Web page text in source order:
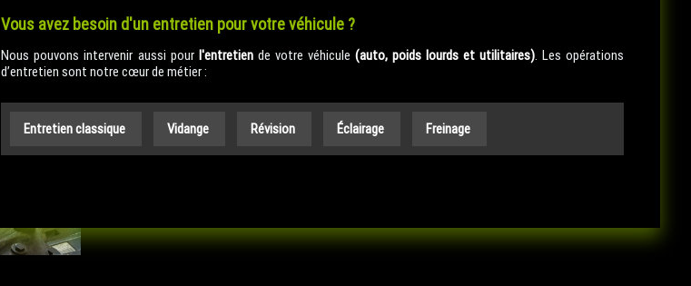
Vous avez besoin d'un entretien pour votre véhicule ?
Nous pouvons intervenir aussi pour l'entretiende votre véhicule (auto, poids lourds et utilitaires). Les opérations
d’entretien sont notre cœur de métier :
Entretien classique Vidange Révision Éclairage Freinage